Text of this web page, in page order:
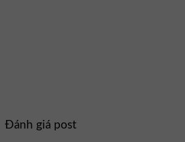
Đánh giá post